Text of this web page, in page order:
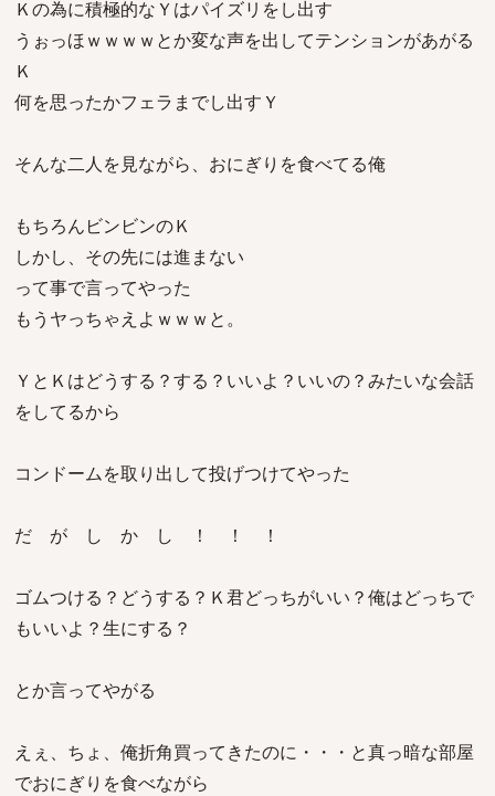
Ｋの為に積極的なＹはパイズリをし出す
うぉっほｗｗｗｗとか変な声を出してテンションがあがる
Ｋ
何を思ったかフェラまでし出すＹ
そんな二人を見ながら、おにぎりを食べてる俺
もちろんビンビンのＫ
しかし、その先には進まない
って事で言ってやった
もうヤっちゃえよｗｗｗと。
ＹとＫはどうする？する？いいよ？いいの？みたいな会話
をしてるから
コンドームを取り出して投げつけてやった
だ が し か し ！ ！ ！
ゴムつける？どうする？Ｋ君どっちがいい？俺はどっちで
もいいよ？生にする？
とか言ってやがる
えぇ、ちょ、俺折角買ってきたのに・・・と真っ暗な部屋
でおにぎりを食べながら